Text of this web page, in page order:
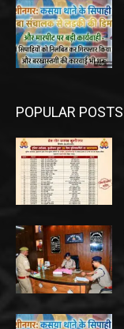
POPULAR POSTS